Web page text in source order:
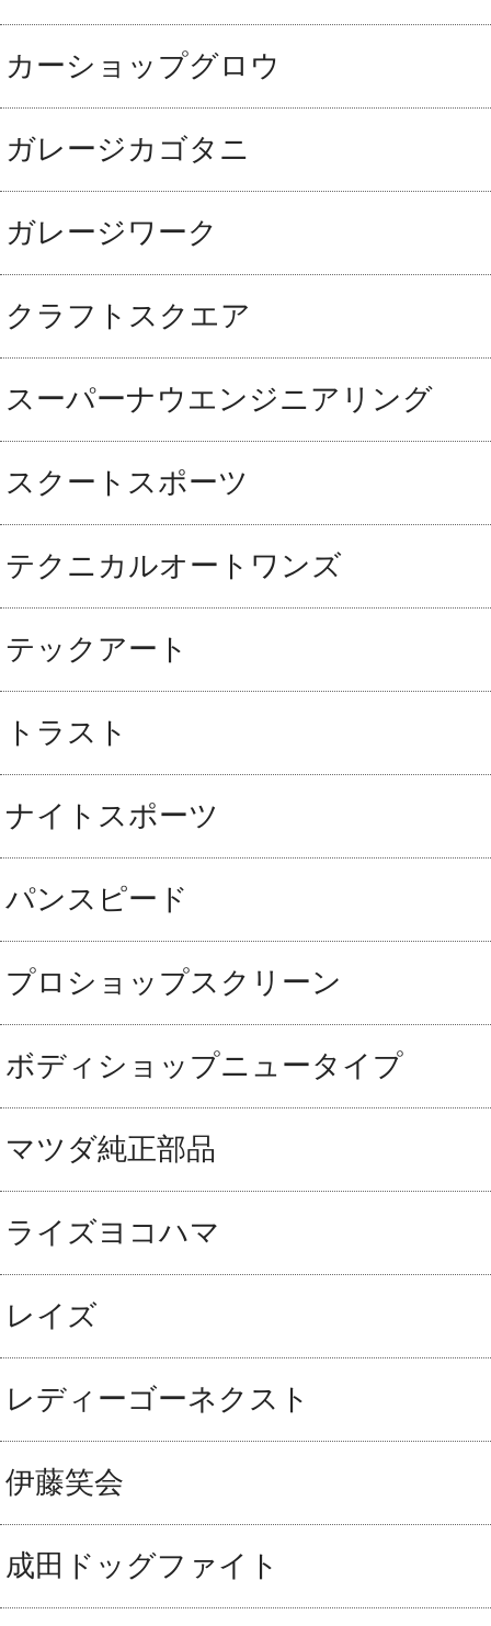
カーショップグロウ
ガレージカゴタニ
ガレージワーク
クラフトスクエア
スーパーナウエンジニアリング
スクートスポーツ
テクニカルオートワンズ
テックアート
トラスト
ナイトスポーツ
パンスピード
プロショップスクリーン
ボディショップニュータイプ
マツダ純正部品
ライズヨコハマ
レイズ
レディーゴーネクスト
伊藤笑会
成田ドッグファイト